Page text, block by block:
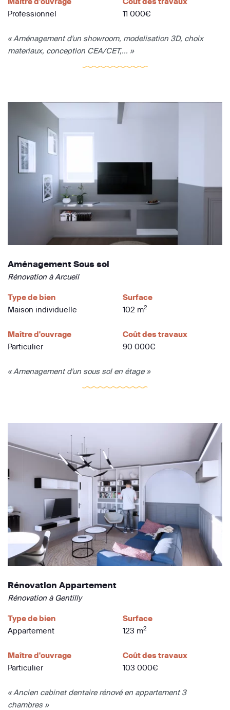
Professionnel
11 000€
« Aménagement d'un showroom, modelisation 3D, choix
materiaux, conception CEA/CET,... »
Aménagement Sous sol
Rénovation à Arcueil
Type de bien
Maison individuelle
Surface
102 m2
Maître d'ouvrage
Particulier
Coût des travaux
90 000€
« Amenagement d'un sous sol en étage »
Rénovation Appartement
Rénovation à Gentilly
Type de bien
Appartement
Surface
123 m2
Maître d'ouvrage
Particulier
Coût des travaux
103 000€
« Ancien cabinet dentaire rénové en appartement 3
chambres »